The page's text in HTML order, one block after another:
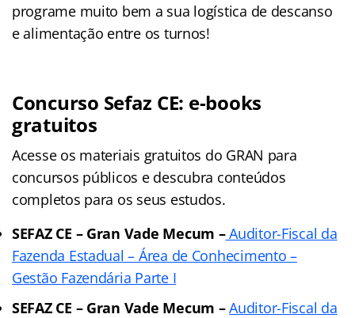
programe muito bem a sua logística de descanso
e alimentação entre os turnos!
Concurso Sefaz CE: e-books
gratuitos
Acesse os materiais gratuitos do GRAN para
concursos públicos e descubra conteúdos
completos para os seus estudos.
SEFAZ CE – Gran Vade Mecum –Auditor-Fiscal da
Fazenda Estadual – Área de Conhecimento –
Gestão Fazendária Parte I
SEFAZ CE – Gran Vade Mecum –Auditor-Fiscal da